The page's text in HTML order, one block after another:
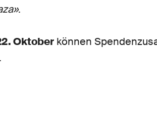
.
Oktober können